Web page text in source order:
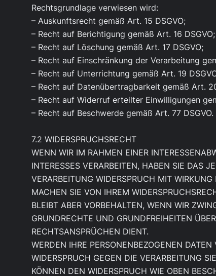
Rechtsgrundlage verwiesen wird:
– Auskunftsrecht gemäß Art. 15 DSGVO;
– Recht auf Berichtigung gemäß Art. 16 DSGVO;
– Recht auf Löschung gemäß Art. 17 DSGVO;
– Recht auf Einschränkung der Verarbeitung
– Recht auf Unterrichtung gemäß Art. 19
– Recht auf Datenübertragbarkeit gemäß Art.
– Recht auf Widerruf erteilter Einwilligungen
– Recht auf Beschwerde gemäß Art. 77 DSGVO.
7.2 WIDERSPRUCHSRECHT
WENN WIR IM RAHMEN EINER
INTERESSES VERARBEITEN, HABEN SIE DAS
VERARBEITUNG WIDERSPRUCH MIT
MACHEN SIE VON IHREM
BLEIBT ABER VORBEHALTEN, WENN WIR
GRUNDRECHTE UND GRUNDFREIHEITEN
RECHTSANSPRÜCHEN DIENT.
WERDEN IHRE PERSONENBEZOGENEN
WIDERSPRUCH GEGEN DIE VERARBEITUNG
KÖNNEN DEN WIDERSPRUCH WIE OBEN